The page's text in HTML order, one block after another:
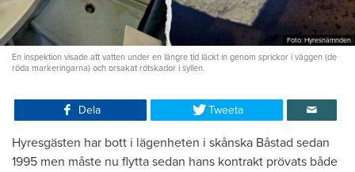
Foto: Hyresnämnden
En inspektion visade att vatten under en längre tid läckt in genom sprickor i väggen (de
röda markeringarna) och orsakat rötskador i syllen.
Dela Tweeta
Hyresgästen har bott i lägenheten i skånska Båstad sedan
1995 men måste nu flytta sedan hans kontrakt prövats både